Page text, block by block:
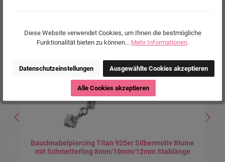
Tipp
Bauchnabelpiercing Titan 925er Silbermotiv Blume
mit Schmetterling 8mm/10mm/12mm Stablänge
Diese Website verwendet Cookies, um Ihnen die bestmögliche
Funktionalität bieten zu können... Mehr Informationen.
Datenschutzeinstellungen Ausgewählte Cookies akzeptieren
Alle Cookies akzeptieren